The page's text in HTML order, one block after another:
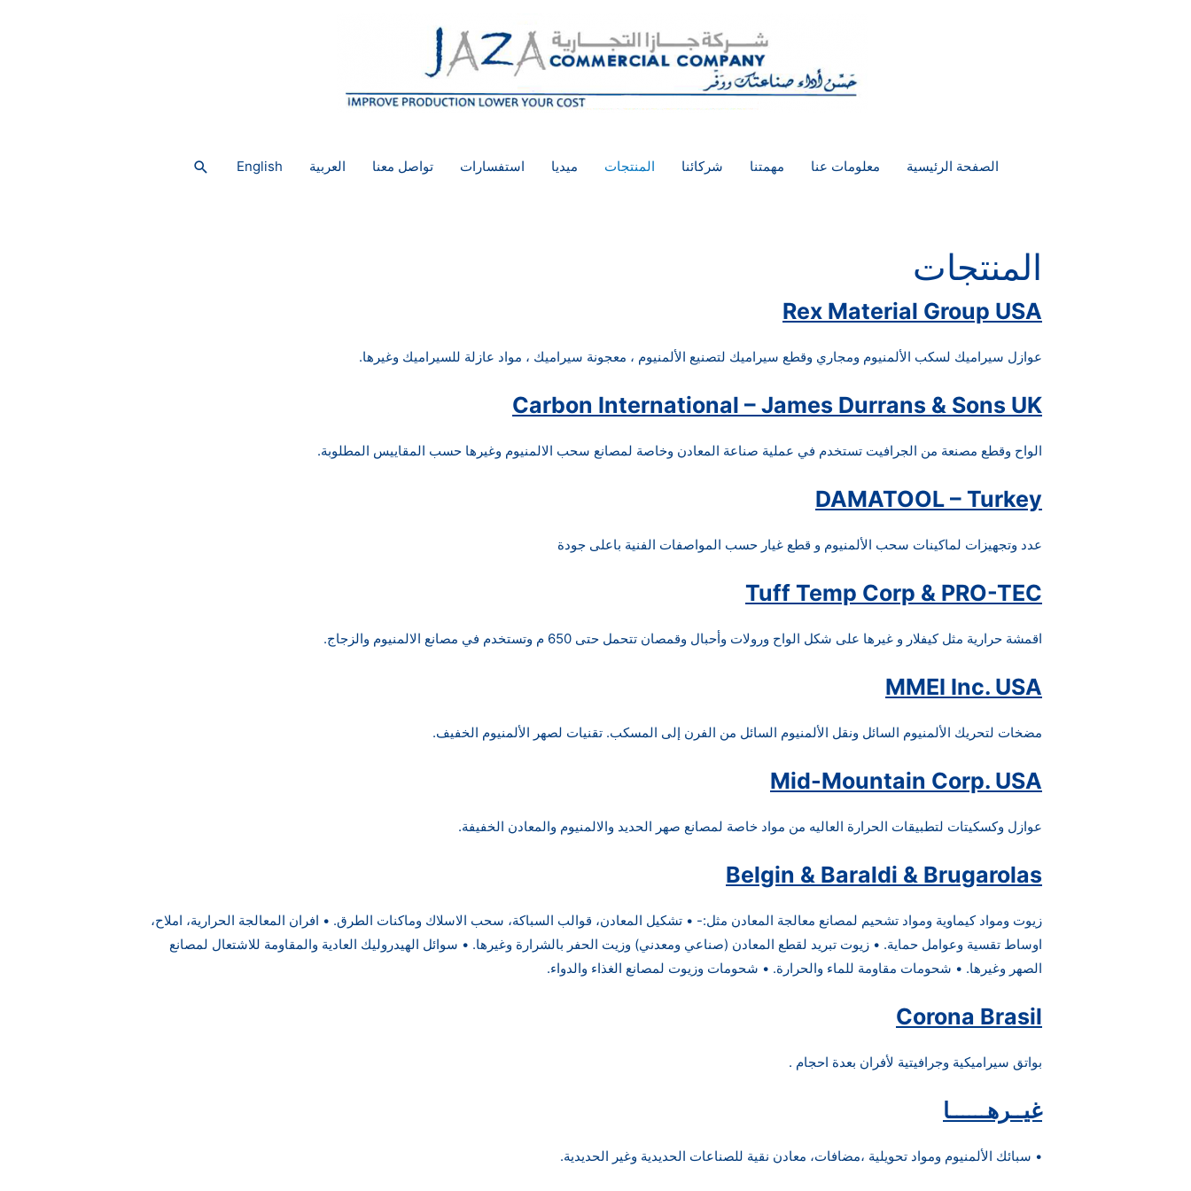
الصفحة الرئيسية معلومات عنا مهمتنا شركائنا المنتجات ميديا استفسارات تواصل معنا العربية English البحث
المنتجات
Rex Material Group USA
عوازل سيراميك لسكب الألمنيوم ومجاري وقطع سيراميك لتصنيع الألمنيوم ، معجونة سيراميك ، مواد عازلة للسيراميك وغيرها.
Carbon International – James Durrans & Sons UK
الواح وقطع مصنعة من الجرافيت تستخدم في عملية صناعة المعادن وخاصة لمصانع سحب الالمنيوم وغيرها حسب المقاييس المطلوبة.
DAMATOOL – Turkey
عدد وتجهيزات لماكينات سحب الألمنيوم و قطع غيار حسب المواصفات الفنية باعلى جودة
Tuff Temp Corp & PRO-TEC
اقمشة حرارية مثل كيفلار و غيرها على شكل الواح ورولات وأحبال وقمصان تتحمل حتى 650 م وتستخدم في مصانع الالمنيوم والزجاج.
MMEI Inc. USA
مضخات لتحريك الألمنيوم السائل ونقل الألمنيوم السائل من الفرن إلى المسكب. تقنيات لصهر الألمنيوم الخفيف.
Mid-Mountain Corp. USA
عوازل وكسكيتات لتطبيقات الحرارة العاليه من مواد خاصة لمصانع صهر الحديد والالمنيوم والمعادن الخفيفة.
Belgin & Baraldi & Brugarolas
زيوت ومواد كيماوية ومواد تشحيم لمصانع معالجة المعادن مثل:- • تشكيل المعادن، قوالب السباكة، سحب الاسلاك وماكنات الطرق. • افران المعالجة الحرارية، املاح،
اوساط تقسية وعوامل حماية. • زيوت تبريد لقطع المعادن (صناعي ومعدني) وزيت الحفر بالشرارة وغيرها. • سوائل الهيدروليك العادية والمقاومة للاشتعال لمصانع
الصهر وغيرها. • شحومات مقاومة للماء والحرارة. • شحومات وزيوت لمصانع الغذاء والدواء.
Corona Brasil
بواتق سيراميكية وجرافيتية لأفران بعدة احجام .
غيــرهــــــا
• سبائك الألمنيوم ومواد تحويلية ،مضافات، معادن نقية للصناعات الحديدية وغير الحديدية.